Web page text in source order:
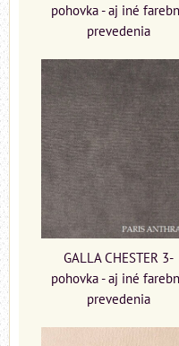
pohovka - aj iné
prevedenia
GALLA CHESTER 3-
pohovka - aj iné
prevedenia